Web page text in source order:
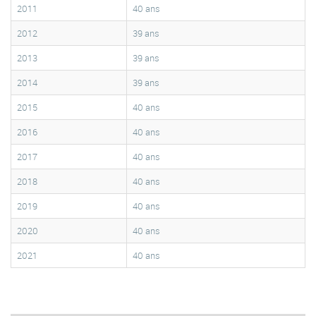
2011
40 ans
2012
39 ans
2013
39 ans
2014
39 ans
2015
40 ans
2016
40 ans
2017
40 ans
2018
40 ans
2019
40 ans
2020
40 ans
2021
40 ans